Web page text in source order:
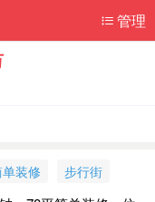
管理
装修 步行街